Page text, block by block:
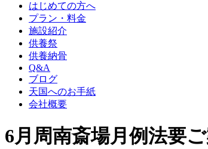
はじめての方へ
プラン・料金
施設紹介
供養祭
供養納骨
Q&A
ブログ
天国へのお手紙
会社概要
6月周南斎場月例法要